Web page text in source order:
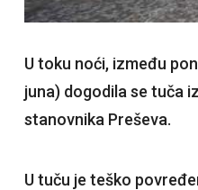
U toku noći, između
juna) dogodila se tuča
stanovnika Preševa.
U tuču je teško